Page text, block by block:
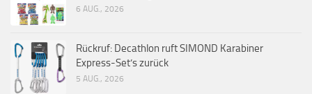
6 AUG., 2026
Rückruf: Decathlon ruft SIMOND Karabiner
Express-Set’s zurück
5 AUG., 2026